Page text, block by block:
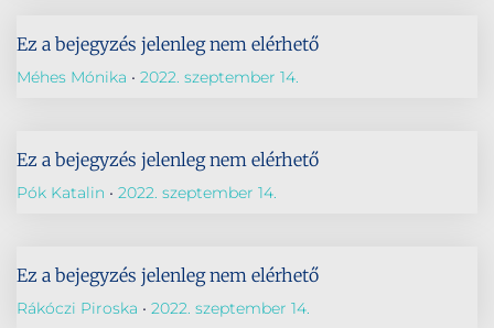
Ez a bejegyzés jelenleg nem elérhető
Méhes Mónika 2022. szeptember 14.
Ez a bejegyzés jelenleg nem elérhető
Pók Katalin 2022. szeptember 14.
Ez a bejegyzés jelenleg nem elérhető
Rákóczi Piroska 2022. szeptember 14.